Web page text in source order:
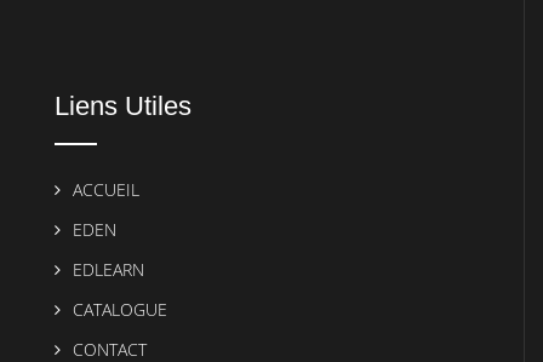
Liens Utiles
ACCUEIL
EDEN
EDLEARN
CATALOGUE
CONTACT